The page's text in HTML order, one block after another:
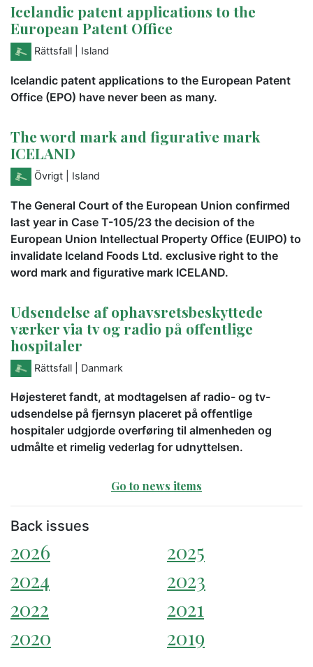
Icelandic patent applications to the
European Patent Office
Rättsfall | Island
Icelandic patent applications to the European Patent
Office (EPO) have never been as many.
The word mark and figurative mark
ICELAND
Övrigt | Island
The General Court of the European Union confirmed
last year in Case T-105/23 the decision of the
European Union Intellectual Property Office (EUIPO) to
invalidate Iceland Foods Ltd. exclusive right to the
word mark and figurative mark ICELAND.
Udsendelse af ophavsretsbeskyttede
værker via tv og radio på offentlige
hospitaler
Rättsfall | Danmark
Højesteret fandt, at modtagelsen af radio- og tv-
udsendelse på fjernsyn placeret på offentlige
hospitaler udgjorde overføring til almenheden og
udmålte et rimelig vederlag for udnyttelsen.
Go to news items
Back issues
2026
2025
2024
2023
2022
2021
2020
2019